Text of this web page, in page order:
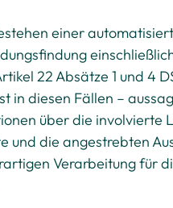
einer
22 Absätze 1 und 4
in diesen Fällen –
über die involvierte
und die angestrebten
Verarbeitung für